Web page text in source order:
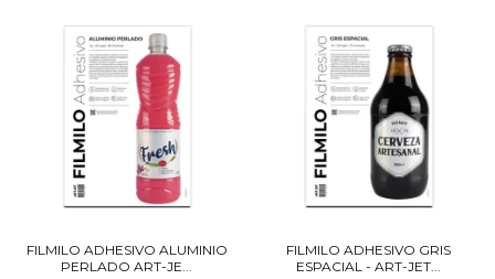
FILMILO ADHESIVO ALUMINIO
PERLADO ART-JE...
FILMILO ADHESIVO GRIS
ESPACIAL - ART-JET...